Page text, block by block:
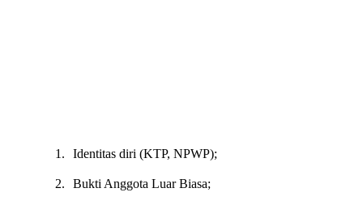
1. Identitas diri (KTP, NPWP);
2. Bukti Anggota Luar Biasa;